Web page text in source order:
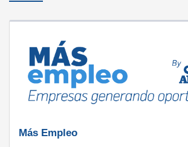
Más Empleo